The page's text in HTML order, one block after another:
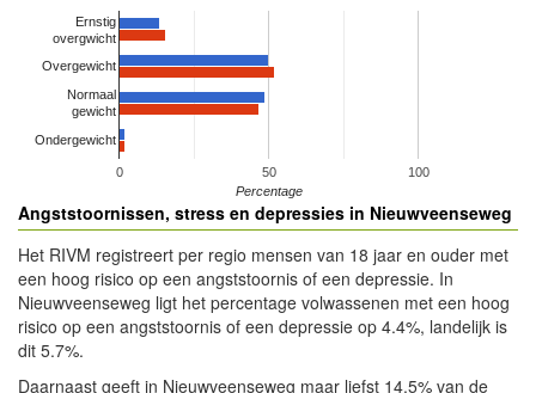
0 50 100
Ernstig
overgwicht
Overgewicht
Normaal
gewicht
Ondergewicht
Percentage
Angststoornissen, stress en depressies in Nieuwveenseweg
Het RIVM registreert per regio mensen van 18 jaar en ouder met
een hoog risico op een angststoornis of een depressie. In
Nieuwveenseweg ligt het percentage volwassenen met een hoog
risico op een angststoornis of een depressie op 4.4%, landelijk is
dit 5.7%.
Daarnaast geeft in Nieuwveenseweg maar liefst 14.5% van de